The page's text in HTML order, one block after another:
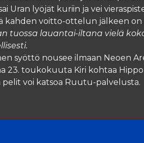
Uran lyöjät kuriin ja vei
kahden voitto-ottelun jälkeen
tuossa lauantai-iltana vielä
syöttö nousee ilmaan Neoen
23. toukokuuta Kiri kohtaa
pelit voi katsoa Ruutu-palvelusta.